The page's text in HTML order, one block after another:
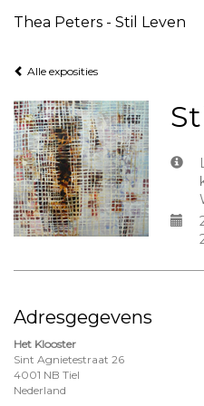
Thea Peters - Stil Leven
Alle exposities
Adresgegevens
Het Klooster
Sint Agnietestraat 26
4001 NB Tiel
Nederland